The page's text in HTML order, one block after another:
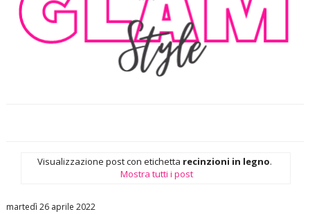
Visualizzazione post con etichetta recinzioni in legno.
Mostra tutti i post
martedì 26 aprile 2022